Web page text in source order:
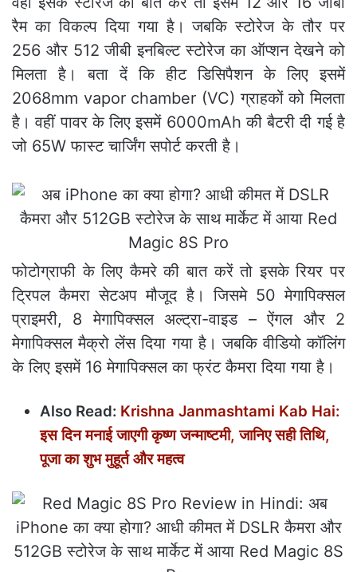
रैम का विकल्प दिया गया है। जबकि स्टोरेज के तौर पर
256 और 512 जीबी इनबिल्ट स्टोरेज का ऑप्शन देखने को
मिलता है। बता दें कि हीट डिसिपैशन के लिए इसमें
2068mm vapor chamber (VC) ग्राहकों को मिलता
है। वहीं पावर के लिए इसमें 6000mAh की बैटरी दी गई है
जो 65W फास्ट चार्जिंग सपोर्ट करती है।
फोटोग्राफी के लिए कैमरे की बात करें तो इसके रियर पर
ट्रिपल कैमरा सेटअप मौजूद है। जिसमे 50 मेगापिक्सल
प्राइमरी, 8 मेगापिक्सल अल्ट्रा-वाइड – ऐंगल और 2
मेगापिक्सल मैक्रो लेंस दिया गया है। जबकि वीडियो कॉलिंग
के लिए इसमें 16 मेगापिक्सल का फ्रंट कैमरा दिया गया है।
Also Read: Krishna Janmashtami Kab Hai:
इस दिन मनाई जाएगी कृष्ण जन्माष्टमी, जानिए सही तिथि,
पूजा का शुभ मुहूर्त और महत्‍व